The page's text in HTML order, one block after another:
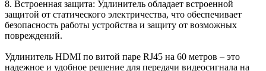
8. Встроенная защита: Удлинитель обладает встроенной
защитой от статического электричества, что обеспечивает
безопасность работы устройства и защиту от возможных
повреждений.
Удлинитель HDMI по витой паре RJ45 на 60 метров – это
надежное и удобное решение для передачи видеосигнала на